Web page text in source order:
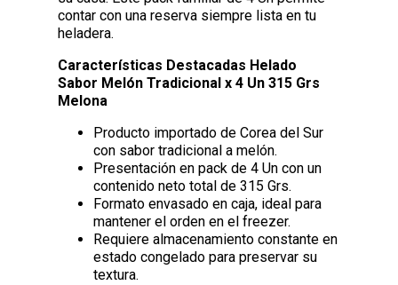
contar con una reserva siempre lista en tu
heladera.
Características Destacadas Helado
Sabor Melón Tradicional x 4 Un 315 Grs
Melona
Producto importado de Corea del Sur
con sabor tradicional a melón.
Presentación en pack de 4 Un con un
contenido neto total de 315 Grs.
Formato envasado en caja, ideal para
mantener el orden en el freezer.
Requiere almacenamiento constante en
estado congelado para preservar su
textura.